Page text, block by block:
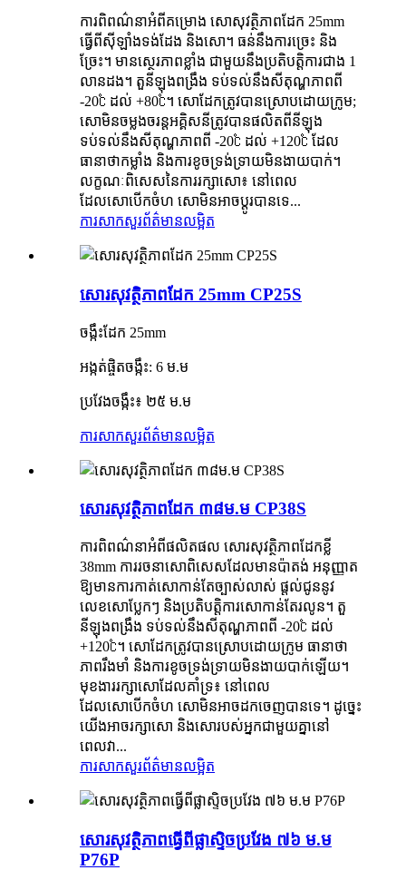
ការពិពណ៌នាអំពីគម្រោង សោសុវត្ថិភាពដែក 25mm
ធ្វើពីស៊ីឡាំងទង់ដែង និងសោ។ ធន់នឹងការច្រេះ និង
ច្រែះ។ មានស្ថេរភាពខ្លាំង ជាមួយនឹងប្រតិបត្តិការជាង 1
លានដង។ តួនីឡុងពង្រឹង ទប់ទល់នឹងសីតុណ្ហភាពពី
-20℃ ដល់ +80℃។ សោដែកត្រូវបានស្រោបដោយក្រូម;
សោមិនចម្លងចរន្តអគ្គិសនីត្រូវបានផលិតពីនីឡុង
ទប់ទល់នឹងសីតុណ្ហភាពពី -20℃ ដល់ +120℃ ដែល
ធានាថាកម្លាំង និងការខូចទ្រង់ទ្រាយមិនងាយបាក់។
លក្ខណៈពិសេសនៃការរក្សាសោ៖ នៅពេល
ដែលសោបើកចំហ សោមិនអាចប្តូរបានទេ...
ការសាកសួរព័ត៌មានលម្អិត
សោរសុវត្ថិភាពដែក 25mm CP25S
ចង្កឹះដែក 25mm
អង្កត់ផ្ចិតចង្កឹះ: 6 ម.ម
ប្រវែង​ចង្កឹះ៖ ២៥ ម.ម
ការសាកសួរព័ត៌មានលម្អិត
សោរសុវត្ថិភាពដែក ៣៨ម.ម CP38S
ការពិពណ៌នាអំពីផលិតផល សោរសុវត្ថិភាពដែកខ្លី
38mm ការរចនាសោពិសេសដែលមានប៉ាតង់ អនុញ្ញាត
ឱ្យមានការកាត់សោកាន់តែច្បាស់លាស់ ផ្តល់ជូននូវ
លេខសោប្លែកៗ និងប្រតិបត្តិការសោកាន់តែរលូន។ តួ
នីឡុងពង្រឹង ទប់ទល់នឹងសីតុណ្ហភាពពី -20℃ ដល់
+120℃។ សោដែកត្រូវបានស្រោបដោយក្រូម ធានាថា
ភាពរឹងមាំ និងការខូចទ្រង់ទ្រាយមិនងាយបាក់ឡើយ។
មុខងាររក្សាសោដែលគាំទ្រ៖ នៅពេល
ដែលសោបើកចំហ សោមិនអាចដកចេញបានទេ។ ដូច្នេះ
យើងអាចរក្សាសោ និងសោរបស់អ្នកជាមួយគ្នានៅ
ពេលវា...
ការសាកសួរព័ត៌មានលម្អិត
សោរសុវត្ថិភាព​ធ្វើពីផ្លាស្ទិច​ប្រវែង ៧៦ ម.ម
P76P